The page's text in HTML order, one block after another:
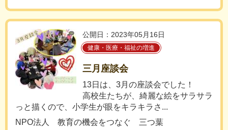
公開日：2023年05月16日
健康・医療・福祉の増進
三月座談会
13日は、3月の座談会でした！
高校生たちが、綺麗な絵をサラサラ
っと描くので、小学生が眼をキラキラさ...
NPO法人 教育の機会をつなぐ 三つ葉